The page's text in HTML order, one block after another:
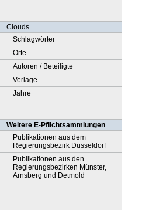
Clouds
Schlagwörter
Orte
Autoren / Beteiligte
Verlage
Jahre
Weitere E-Pflichtsammlungen
Publikationen aus dem
Regierungsbezirk Düsseldorf
Publikationen aus den
Regierungsbezirken Münster,
Arnsberg und Detmold